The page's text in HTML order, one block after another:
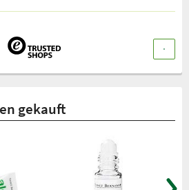
gekauft